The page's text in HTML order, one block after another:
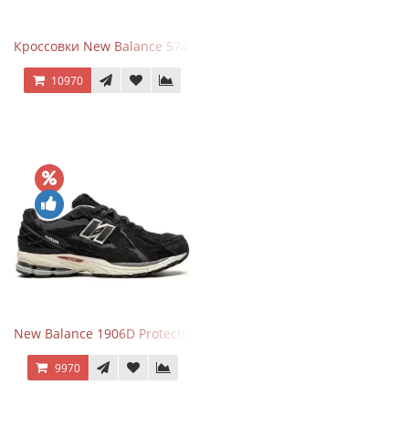
Кроссовки New Balance 574 Light Grey Pink
10970
New Balance 1906D Protection Pack Black черные
9970